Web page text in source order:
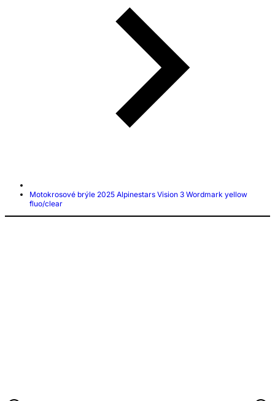
Motokrosové brýle 2025 Alpinestars Vision 3 Wordmark yellow
fluo/clear